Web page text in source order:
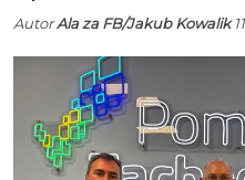
AutorAla za FB/Jakub Kowalik